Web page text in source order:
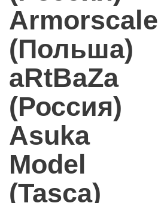
Armorscale
(Польша)
aRtBaZa
(Россия)
Asuka
Model
(Tasca)